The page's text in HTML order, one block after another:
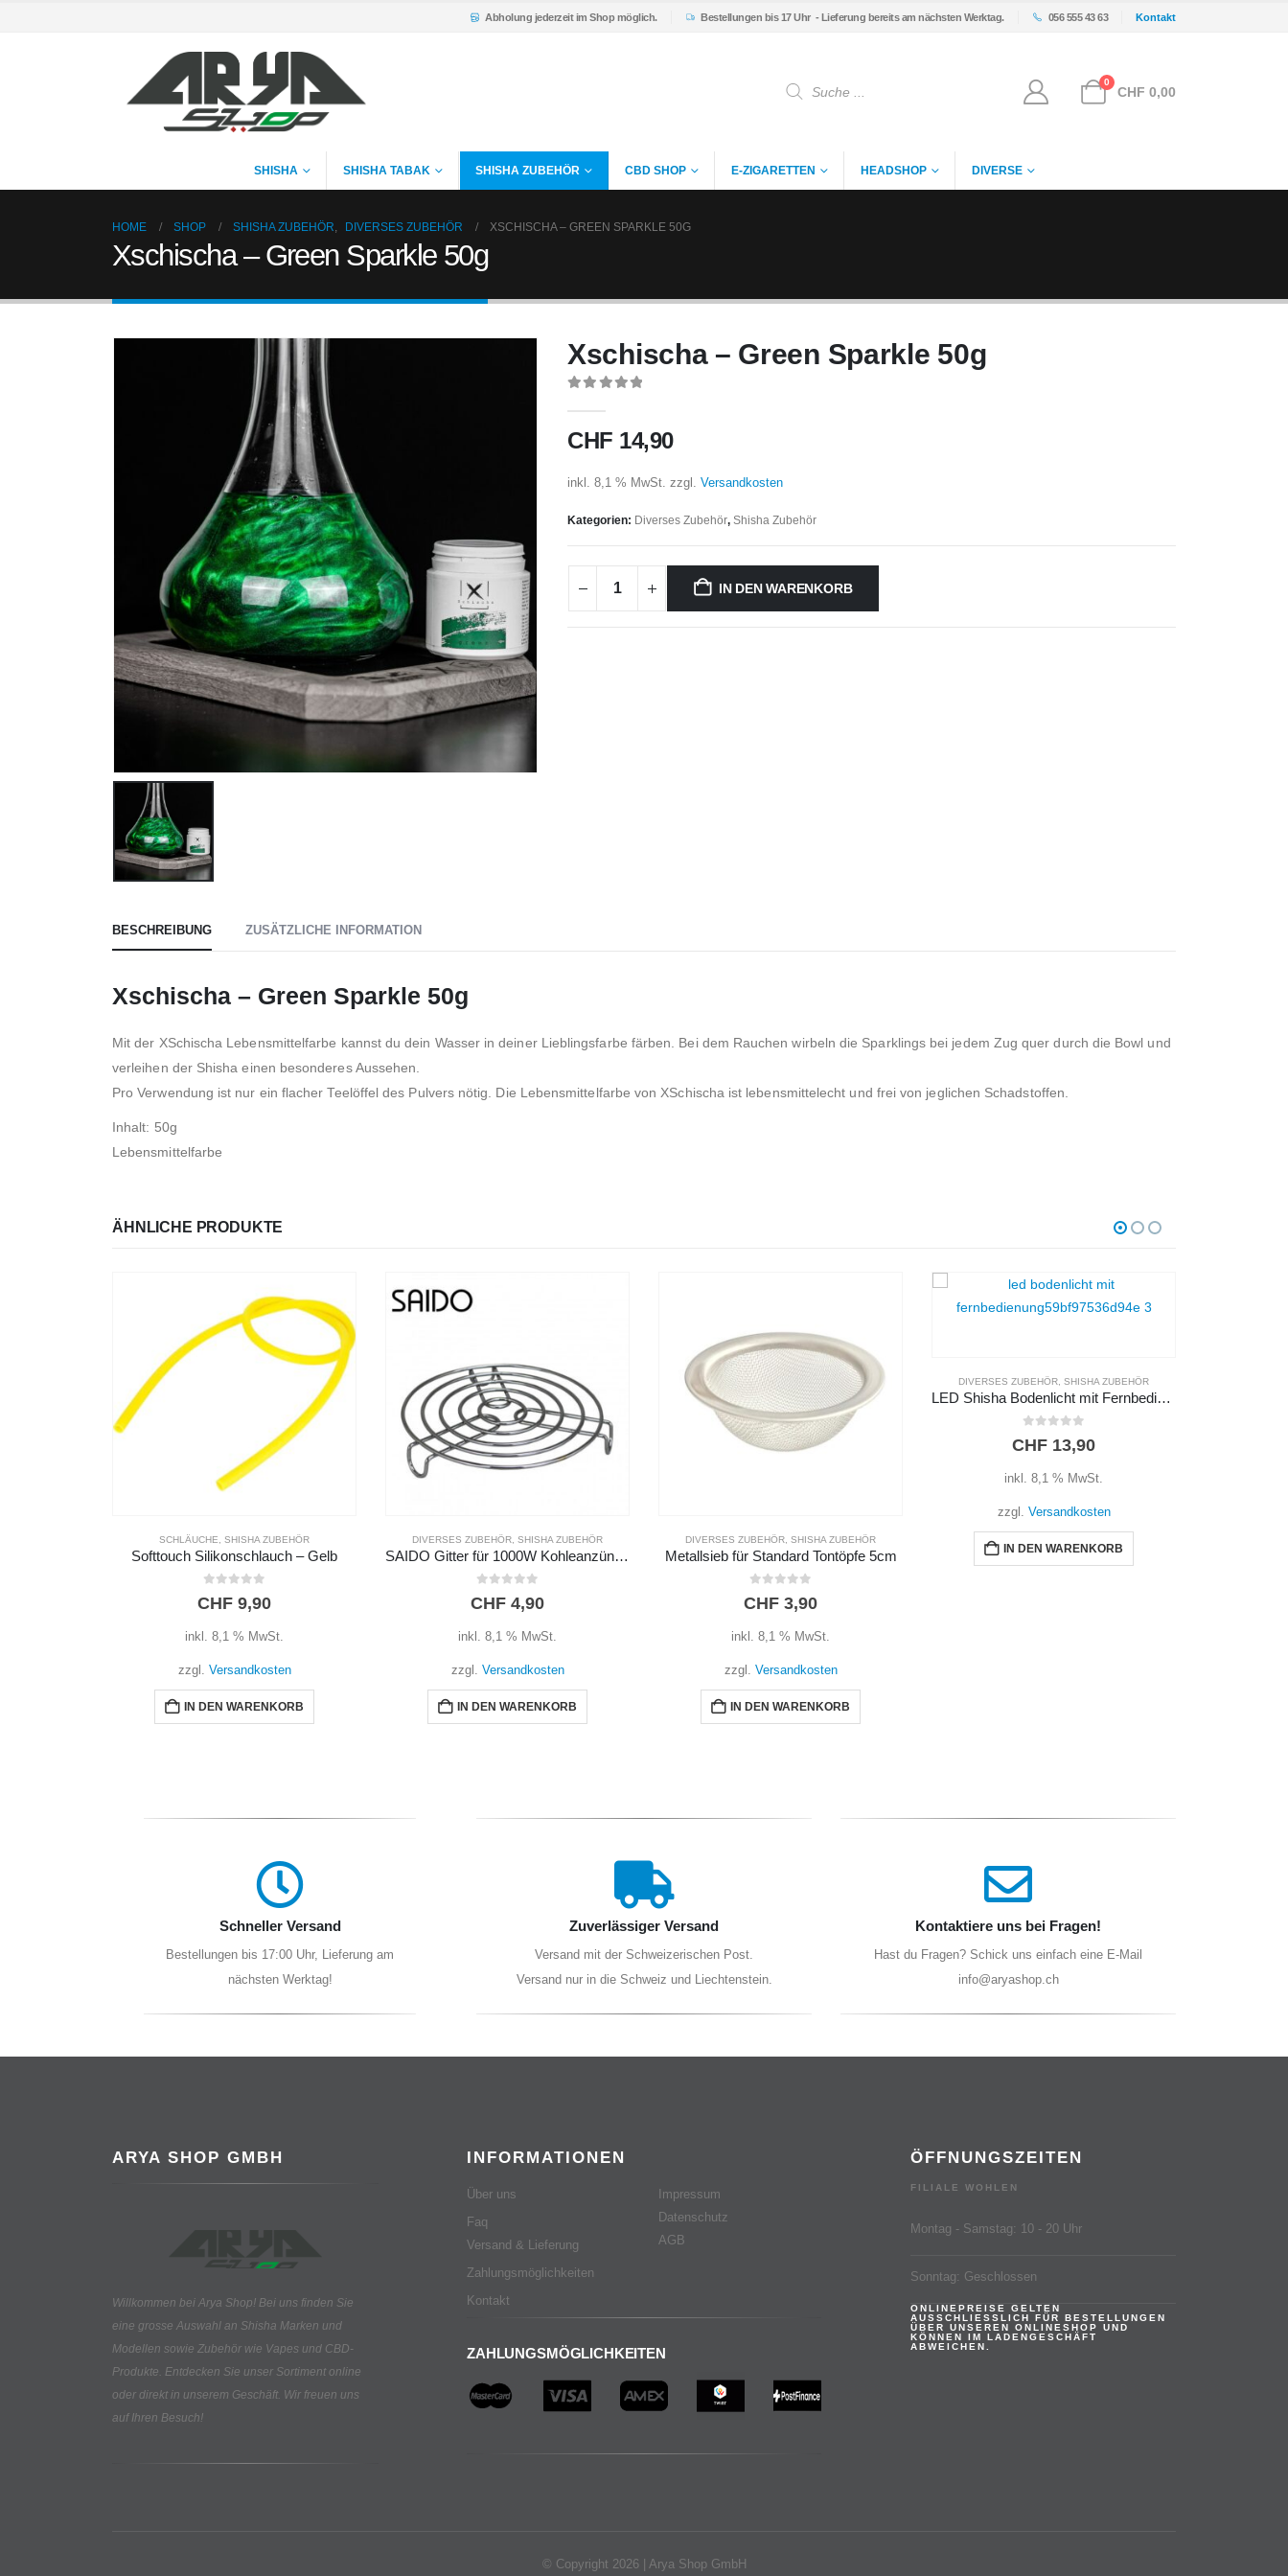
Abholung jederzeit im Shop möglich. Bestellungen bis 17 Uhr- Lieferung bereits am nächsten Werktag. 056 555 43 63 Kontakt
Products
search
0
CHF 0,00
SHISHA SHISHA TABAK SHISHA ZUBEHÖR CBD SHOP E-ZIGARETTEN HEADSHOP DIVERSE
HOME SHOP SHISHA ZUBEHÖR DIVERSES ZUBEHÖR XSCHISCHA – GREEN SPARKLE 50G
Xschischa – Green Sparkle 50g
Xschischa – Green Sparkle 50g
CHF 14,90
inkl. 8,1 % MwSt. zzgl. Versandkosten
Kategorien: Diverses Zubehör, Shisha Zubehör
IN DEN WARENKORB
BESCHREIBUNG ZUSÄTZLICHE INFORMATION
Xschischa – Green Sparkle 50g
Mit der XSchischa Lebensmittelfarbe kannst du dein Wasser in deiner Lieblingsfarbe färben. Bei dem Rauchen wirbeln die Sparklings bei jedem Zug quer durch die Bowl und
verleihen der Shisha einen besonderes Aussehen.
Pro Verwendung ist nur ein flacher Teelöffel des Pulvers nötig. Die Lebensmittelfarbe von XSchischa ist lebensmittelecht und frei von jeglichen Schadstoffen.
Inhalt: 50g
Lebensmittelfarbe
ÄHNLICHE PRODUKTE
DIVERSES ZUBEHÖR,SHISHA ZUBEHÖR
CHF 4,90
inkl. 8,1 % MwSt.
zzgl. Versandkosten
IN DEN WARENKORB
DIVERSES ZUBEHÖR SHISHA ZUBEHÖR
Metallsieb für Standard Tontöpfe 5cm
CHF 3,90
inkl. 8,1 % MwSt.
zzgl. Versandkosten
IN DEN WARENKORB
DIVERSES ZUBEHÖR , SHISHA ZUBEHÖR
0 out of 5
CHF13,90
IN DEN WARENKORB
KOHLE
Schneller Versand
Bestellungen bis 17:00 Uhr, Lieferung am
nächsten Werktag!
Zuverlässiger Versand
Versand mit der Schweizerischen Post.
Versand nur in die Schweiz und Liechtenstein.
Kontaktiere uns bei Fragen!
Hast du Fragen? Schick uns einfach eine E-Mail
info@aryashop.ch
ARYA SHOP GMBH
Willkommen bei Arya Shop! Bei uns finden Sie
eine grosse Auswahl an Shisha Marken und
Modellen sowie Zubehör wie Vapes und CBD-
Produkte. Entdecken Sie unser Sortiment online
oder direkt in unserem Geschäft. Wir freuen uns
auf Ihren Besuch!
INFORMATIONEN
Über uns
Faq
Versand & Lieferung
Zahlungsmöglichkeiten
Kontakt
Impressum
Datenschutz
AGB
ZAHLUNGSMÖGLICHKEITEN
ÖFFNUNGSZEITEN
FILIALE WOHLEN
Montag - Samstag: 10 - 20 Uhr
Sonntag: Geschlossen
ONLINEPREISE GELTEN
AUSSCHLIESSLICH FÜR BESTELLUNGEN
ÜBER UNSEREN ONLINESHOP UND
KÖNNEN IM LADENGESCHÄFT
ABWEICHEN.
© Copyright 2026 | Arya Shop GmbH